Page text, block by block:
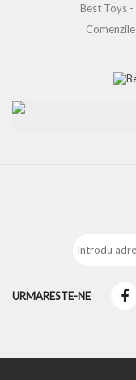
Best Toys
URMARESTE-NE